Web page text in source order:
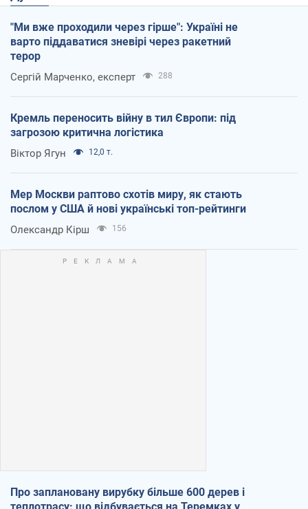
"Ми вже проходили через гірше": Україні не
варто піддаватися зневірі через ракетний
терор
Сергій Марченко, експерт 288
Кремль переносить війну в тил Європи: під
загрозою критична логістика
Віктор Ягун 12,0 т.
Мер Москви раптово схотів миру, як стають
послом у США й нові українські топ-рейтинги
Олександр Кірш 156
Про заплановану вирубку більше 600 дерев і